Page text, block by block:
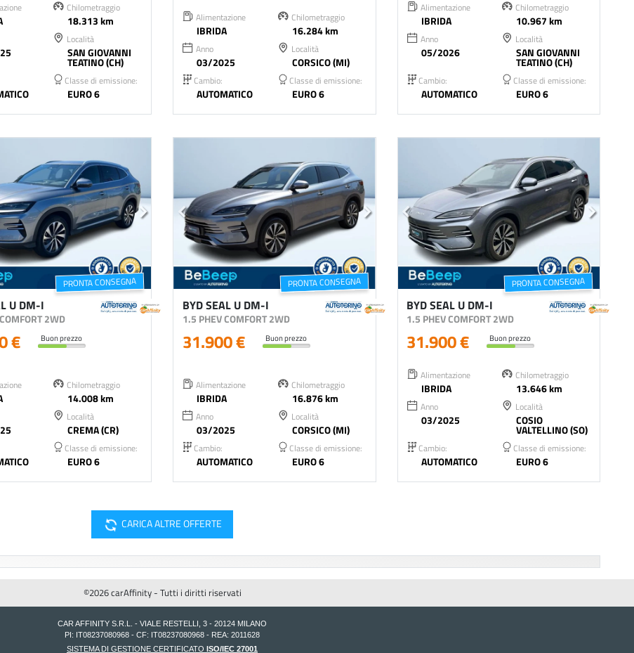
Chilometraggio
18.313 km
Località
SAN GIOVANNI
TEATINO (CH)
Classe di emissione:
EURO 6
Alimentazione
IBRIDA
Chilometraggio
16.284 km
Anno
03/2025
Località
CORSICO (MI)
Cambio:
AUTOMATICO
Classe di emissione:
EURO 6
Alimentazione
IBRIDA
Chilometraggio
10.967 km
Anno
05/2026
Località
SAN GIOVANNI
TEATINO (CH)
Cambio:
AUTOMATICO
Classe di emissione:
EURO 6
PRONTA CONSEGNA
U DM-I
2WD
€ Buon prezzo
Chilometraggio
14.008 km
Località
CREMA (CR)
Classe di emissione:
EURO 6
PRONTA CONSEGNA
BYD SEAL U DM-I
1.5 PHEV COMFORT 2WD
31.900 € Buon prezzo
Alimentazione
IBRIDA
Chilometraggio
16.876 km
Anno
03/2025
Località
CORSICO (MI)
Cambio:
AUTOMATICO
Classe di emissione:
EURO 6
PRONTA CONSEGNA
BYD SEAL U DM-I
1.5 PHEV COMFORT 2WD
31.900 € Buon prezzo
Alimentazione
IBRIDA
Chilometraggio
13.646 km
Anno
03/2025
Località
COSIO
VALTELLINO (SO)
Cambio:
AUTOMATICO
Classe di emissione:
EURO 6
cached CARICA ALTRE OFFERTE
©2026 carAffinity - Tutti i diritti riservati
CAR AFFINITY S.R.L. - VIALE RESTELLI, 3 - 20124 MILANO
PI: IT08237080968 - CF: IT08237080968 - REA: 2011628
SISTEMA DI GESTIONE CERTIFICATO ISO/IEC 27001